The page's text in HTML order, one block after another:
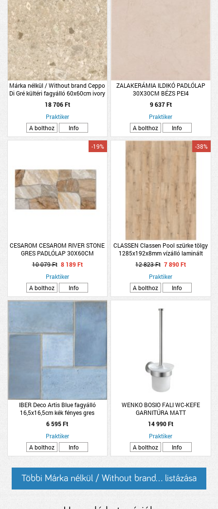
Márka nélkül / Without brand Ceppo
Di Gré kültéri fagyálló 60x60cm ivory
rektifikált gres padlólap
18 706 Ft
Praktiker
A bolthoz
Info
ZALAKERÁMIA ILDIKÓ PADLÓLAP
30X30CM BÉZS PEI4
1,53M2/CSOMAG, BELTÉRI *280892*
9 637 Ft
Praktiker
A bolthoz
Info
CESAROM CESAROM RIVER STONE
GRES PADLÓLAP 30X60CM
1,26M2/CSOMAG BARNA PEI5 R9
MATT FAGYÁLLÓ
-19%
10 079 Ft 8 189 Ft
Praktiker
A bolthoz
Info
CLASSEN Classen Pool szürke tölgy
1285x192x8mm vízálló laminált
padló
-38%
12 823 Ft 7 890 Ft
Praktiker
A bolthoz
Info
IBER Deco Artis Blue fagyálló
16,5x16,5cm kék fényes gres
padlólap
6 595 Ft
Praktiker
A bolthoz
Info
WENKO BOSIO FALI WC-KEFE
GARNITÚRA MATT
14 990 Ft
Praktiker
A bolthoz
Info
Többi Márka nélkül / Without brand... listázása